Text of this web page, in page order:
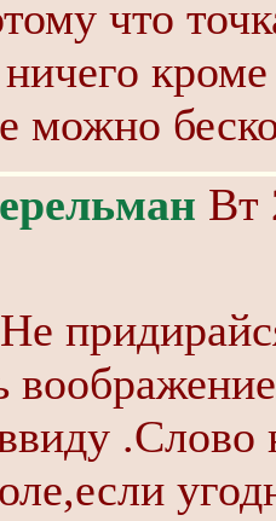
что
можно
Вт
Не